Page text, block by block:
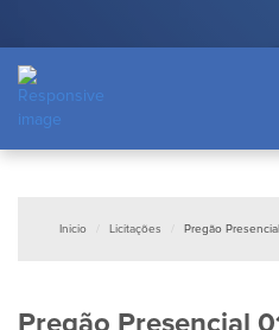
Inicio Licitações Pregão